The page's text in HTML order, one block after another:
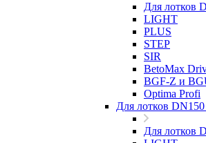
Для лотков
LIGHT
PLUS
STEP
SIR
BetoMax
BGF-Z и
Optima Profi
Для лотков DN150
Для лотков